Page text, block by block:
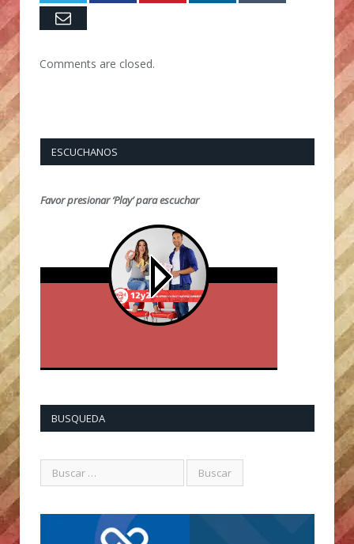
Email
Comments are closed.
ESCUCHANOS
Favor presionar ‘Play’ para escuchar
BUSQUEDA